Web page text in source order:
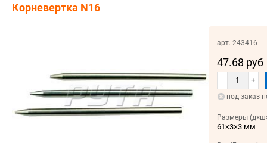
Корневертка N16
арт. 243416
47.68 руб
– +
под заказ
Размеры
61×3×3 мм